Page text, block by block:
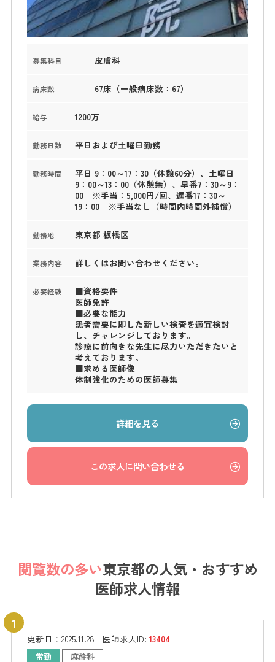
募集科目 皮膚科
病床数 67床（一般病床数：67）
給与 1200万
勤務日数 平日および土曜日勤務
勤務時間
平日 9：00～17：30（休憩60分）、土曜日
9：00～13：00（休憩無）、早番7：30～9：
00 ※手当：5,000円/回、遅番17：30～
19：00 ※手当なし（時間内時間外補償）
勤務地 東京都 板橋区
業務内容 詳しくはお問い合わせください。
必要経験
■資格要件
医師免許
■必要な能力
患者需要に即した新しい検査を適宜検討
し、チャレンジしております。
診療に前向きな先生に尽力いただきたいと
考えております。
■求める医師像
体制強化のための医師募集
詳細を見る
この求人に問い合わせる
閲覧数の多い東京都の人気・おすすめ
医師求人情報
更新日： 2025.11.28 医師求人ID:13404
常勤 麻酔科